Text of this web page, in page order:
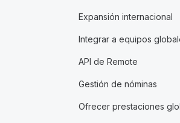
Expansión internacional
Integrar a equipos
API de Remote
Gestión de nóminas
Ofrecer prestaciones